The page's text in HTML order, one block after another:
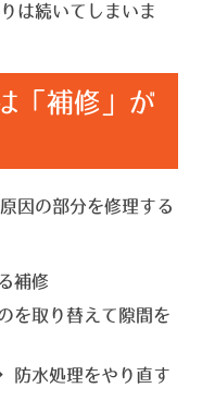
は続いてしまいま
「補修」が
因の部分を修理する
補修
を取り替えて隙間を
防水処理をやり直す